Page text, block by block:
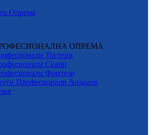
Опрема
ОПРЕМА
Тостери
Скари
Фритези
Професионали Апарати